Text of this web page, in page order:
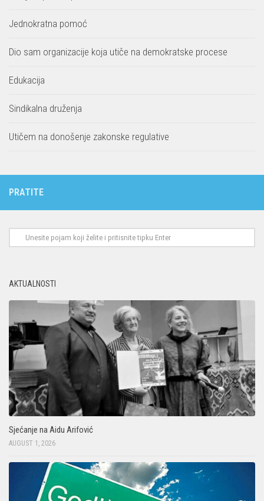
Jednokratna pomoć
Dio sam organizacije koja utiče na demokratske procese
Edukacija
Sindikalna druženja
Utičem na donošenje zakonske regulative
PRATITE
AKTUALNOSTI
Sjećanje na Aidu Arifović
AUGUST 1, 2026